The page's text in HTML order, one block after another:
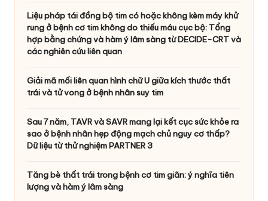
Liệu pháp tái đồng bộ tim có hoặc không kèm máy khử
rung ở bệnh cơ tim không do thiếu máu cục bộ: Tổng
hợp bằng chứng và hàm ý lâm sàng từ DECIDE-CRT và
các nghiên cứu liên quan
Giải mã mối liên quan hình chữ U giữa kích thước thất
trái và tử vong ở bệnh nhân suy tim
Sau 7 năm, TAVR và SAVR mang lại kết cục sức khỏe ra
sao ở bệnh nhân hẹp động mạch chủ nguy cơ thấp?
Dữ liệu từ thử nghiệm PARTNER 3
Tăng bè thất trái trong bệnh cơ tim giãn: ý nghĩa tiên
lượng và hàm ý lâm sàng